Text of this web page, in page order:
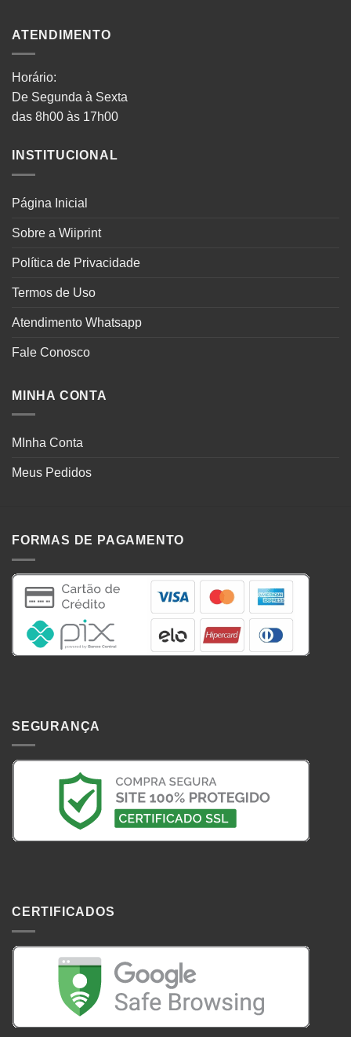
ATENDIMENTO
Horário:
De Segunda à Sexta
das 8h00 às 17h00
INSTITUCIONAL
Página Inicial
Sobre a Wiiprint
Política de Privacidade
Termos de Uso
Atendimento Whatsapp
Fale Conosco
MINHA CONTA
MInha Conta
Meus Pedidos
FORMAS DE PAGAMENTO
SEGURANÇA
CERTIFICADOS